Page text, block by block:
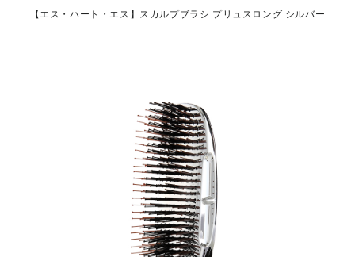
【エス・ハート・エス】スカルプブラシ プリュスロング シルバー